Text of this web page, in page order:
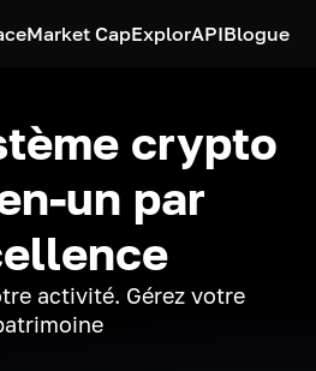
Market CapExplorAPIBlogue
crypto
un par
activité. Gérez votre